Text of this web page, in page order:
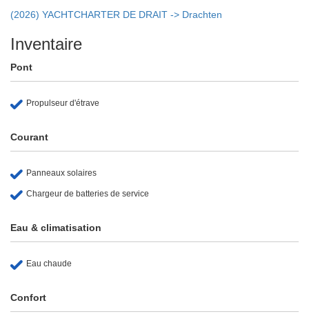
(2026) YACHTCHARTER DE DRAIT -> Drachten
Inventaire
Pont
Propulseur d'étrave
Courant
Panneaux solaires
Chargeur de batteries de service
Eau & climatisation
Eau chaude
Confort